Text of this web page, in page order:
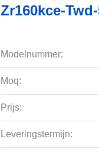
Zr160kce-
Modelnummer:
Moq:
Prijs:
Leveringstermijn: